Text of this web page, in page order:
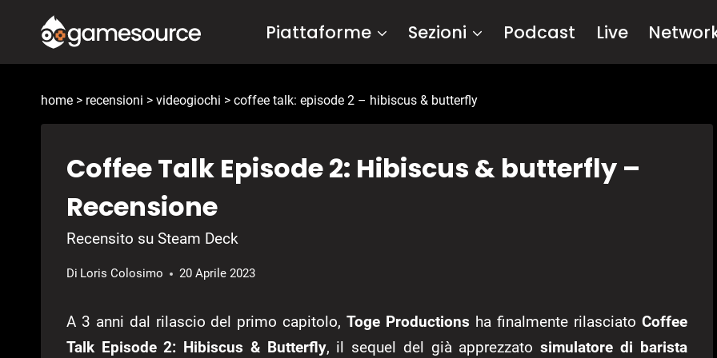
contenuto
Piattaforme Sezioni Podcast Live
home > recensioni > videogiochi > coffee talk: episode 2 – hibiscus & butterfly
Coffee Talk Episode 2: Hibiscus & butterfly –
Recensione
Recensito su Steam Deck
Di Loris Colosimo 20 Aprile 2023
A 3 anni dal rilascio del primo capitolo,Toge Productions ha finalmente rilasciato Coffee
Talk Episode 2: Hibiscus & Butterfly, il sequel del già apprezzato simulatore di barista